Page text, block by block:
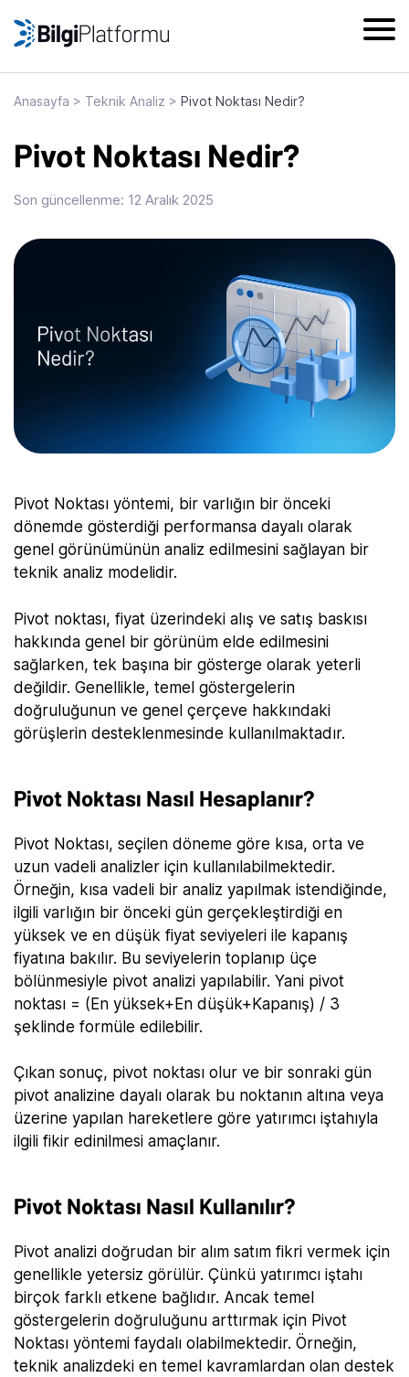
Anasayfa > Teknik Analiz > Pivot Noktası Nedir?
Pivot Noktası Nedir?
Son güncellenme: 12 Aralık 2025
Pivot Noktası yöntemi, bir varlığın bir önceki
dönemde gösterdiği performansa dayalı olarak
genel görünümünün analiz edilmesini sağlayan bir
teknik analiz modelidir.
Pivot noktası, fiyat üzerindeki alış ve satış baskısı
hakkında genel bir görünüm elde edilmesini
sağlarken, tek başına bir gösterge olarak yeterli
değildir. Genellikle, temel göstergelerin
doğruluğunun ve genel çerçeve hakkındaki
görüşlerin desteklenmesinde kullanılmaktadır.
Pivot Noktası Nasıl Hesaplanır?
Pivot Noktası, seçilen döneme göre kısa, orta ve
uzun vadeli analizler için kullanılabilmektedir.
Örneğin, kısa vadeli bir analiz yapılmak istendiğinde,
ilgili varlığın bir önceki gün gerçekleştirdiği en
yüksek ve en düşük fiyat seviyeleri ile kapanış
fiyatına bakılır. Bu seviyelerin toplanıp üçe
bölünmesiyle pivot analizi yapılabilir. Yani pivot
noktası = (En yüksek+En düşük+Kapanış) / 3
şeklinde formüle edilebilir.
Çıkan sonuç, pivot noktası olur ve bir sonraki gün
pivot analizine dayalı olarak bu noktanın altına veya
üzerine yapılan hareketlere göre yatırımcı iştahıyla
ilgili fikir edinilmesi amaçlanır.
Pivot Noktası Nasıl Kullanılır?
Pivot analizi doğrudan bir alım satım fikri vermek için
genellikle yetersiz görülür. Çünkü yatırımcı iştahı
birçok farklı etkene bağlıdır. Ancak temel
göstergelerin doğruluğunu arttırmak için Pivot
Noktası yöntemi faydalı olabilmektedir. Örneğin,
teknik analizdeki en temel kavramlardan olan destek